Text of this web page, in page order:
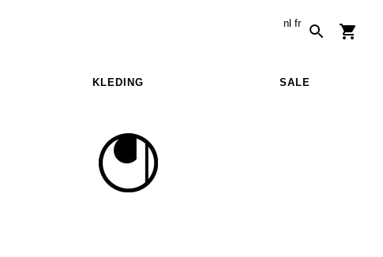
nl fr
KLEDING SALE